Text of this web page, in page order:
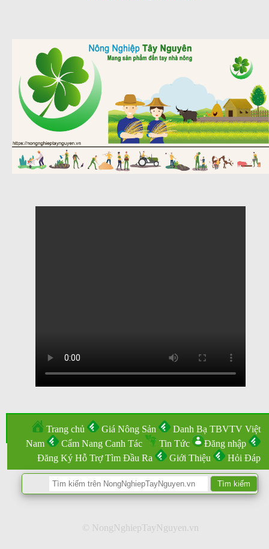
Trang chủ Giá Nông Sản
Danh Bạ TBVTV Việt
Nam
Cẩm Nang Canh Tác Tin Tức
Đăng nhập
Đăng Ký Hỗ Trợ Tìm Đầu Ra
Giới Thiệu Hỏi Đáp
© NongNghiepTayNguyen.vn